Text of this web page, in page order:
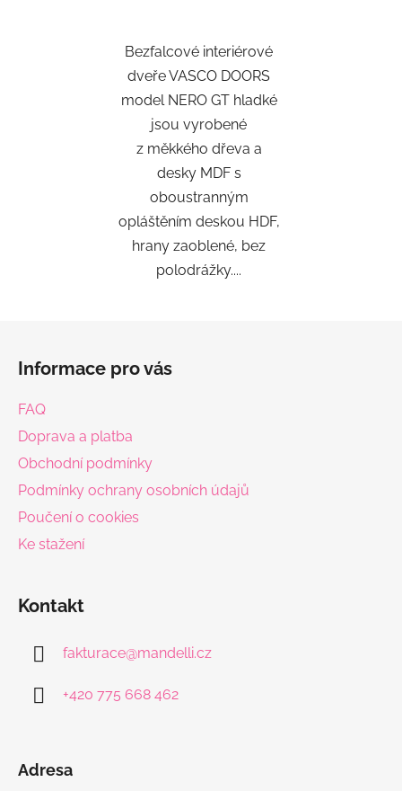
Bezfalcové interiérové
dveře VASCO DOORS
model NERO GT hladké
jsou vyrobené
z měkkého dřeva a
desky MDF s
oboustranným
opláštěním deskou HDF,
hrany zaoblené, bez
polodrážky....
Informace pro vás
FAQ
Doprava a platba
Obchodní podmínky
Podmínky ochrany osobních údajů
Poučení o cookies
Ke stažení
Kontakt
fakturace@mandelli.cz
+420 775 668 462
Adresa